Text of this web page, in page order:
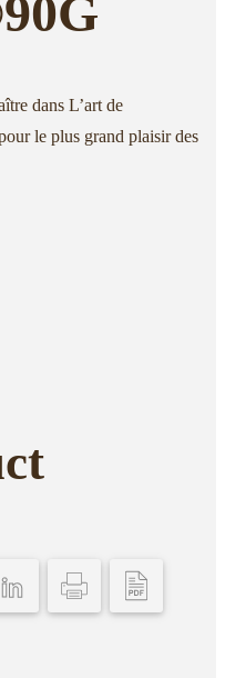
dans L’art de
le plus grand plaisir des